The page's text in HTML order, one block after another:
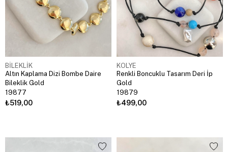
BİLEKLİK
Altın Kaplama Dizi Bombe Daire
Bileklik Gold
19877
₺519,00
KOLYE
Renkli Boncuklu Tasarım Deri İp
Gold
19879
₺499,00